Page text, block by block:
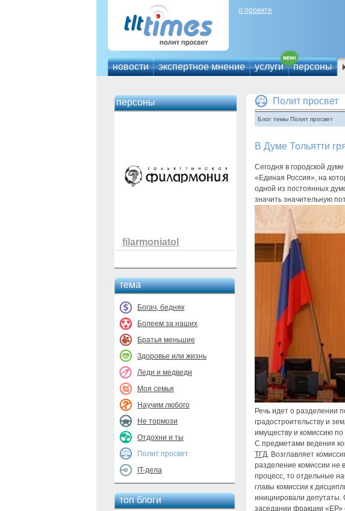
о проекте
новости экспертное мнение услуги персоны
персоны
filarmoniatol
тема
Богач, бедняк
Болеем за наших
Братья меньшие
Здоровье или жизнь
Леди и медведи
Моя семья
Научим любого
Не тормози
Отдохни и ты
Полит просвет
IT-дела
топ блоги
Полит просвет
Блог темы Полит просвет
В Думе Тольятти
Сегодня в городской
«Единая Россия», на
одной из постоянных
значить значительную
Речь идет о разделении
градостроительству и
имуществу и комиссию по
С предметами ведения
ТГД. Возглавляет
разделение комиссии не
процесс, то отдельные
главы комиссии к
инициировали
заседании фракции «ЕР»